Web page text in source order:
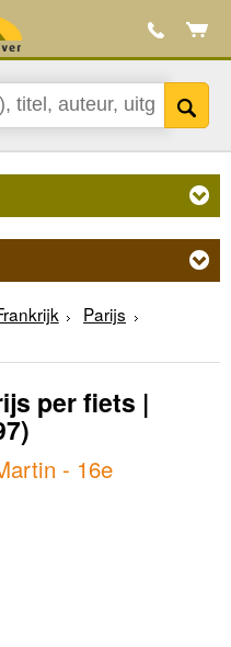
Parijs
per fiets |
- 16e